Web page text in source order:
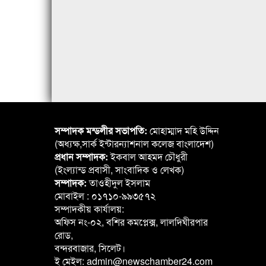
সম্পাদক মন্ডলীর সভাপতি: মোহাম্মাদ মহি উদ্দিন
(অধ্যক্ষ,সার্ক ইন্টারন্যাশনাল কলেজ বাংলাদেশ)
প্রধান সম্পাদক:ইকবাল আহমদ চৌধুরী
(ইংল্যান্ড প্রবাসী, সাংবাদিক ও লেখক)
সম্পাদক:তাওহীদুল ইসলাম
মোবাইল : ০১৭১০-৯৯৩৫৭২
সম্পাদকীয় কার্যালয়:
অফিস নং-০২, বশির কমপ্লেক্স, লালদিঘীরপার
রোড,
বন্দরবাজার, সিলেট।
ই মেইল: admin@newschamber24.com